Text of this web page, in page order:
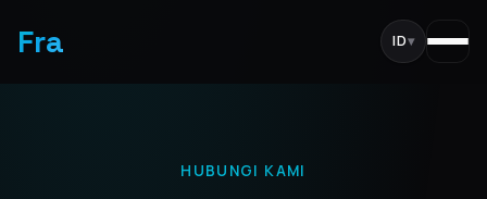
Fra ID▾
HUBUNGI KAMI